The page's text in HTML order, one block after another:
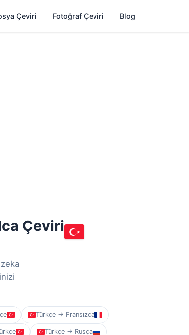
Çeviri Fotoğraf Çeviri Blog
Çeviri
Türkçe → Fransızca
Türkçe → Rusça